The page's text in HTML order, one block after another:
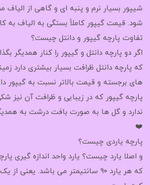
شیپور بسیار نرم و پنبه ای و گاهی از
شود. قیمت گیپور کاملاً بستگی به الیاف به
تفاوت پارچه گیپور و دانتل چیست؟
اگر دو پارچه دانتل و گیپور را کنار همدیگر
که پارچه دانتل ظرافت بسیار بیشتری دارد
های برجسته و قیمت بالاتر نسبت به گیپور
پارچه گیپور که در زیبایی و ظرافت آن نیز
ندارد و گل ها به صورت بافت درشت به
❤️
پارچه یاردی چیست؟
و اصلا یارد چیست؟ یارد واحد اندازه گیری
که هر یارد ۹۰ سانتیمتر می باشد. یعنی